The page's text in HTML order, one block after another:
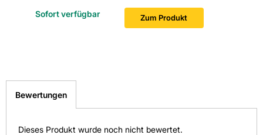
Zum Produkt
Sofort verfügbar
Bewertungen
Dieses Produkt wurde noch nicht bewertet.